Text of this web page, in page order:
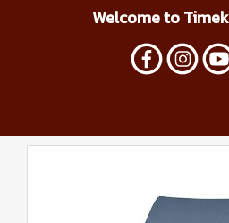
Welcome to